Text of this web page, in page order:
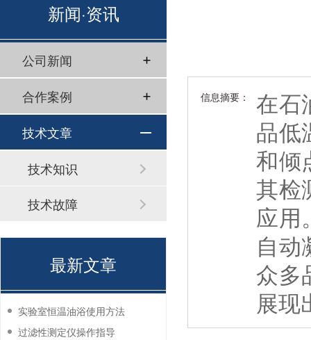
信息摘要：
在石
品低
和倾
其检
应用
自动
众多
展现
新闻·资讯
公司新闻
合作案例
技术文章
技术知识
技术故障
最新文章
实验室恒温油浴使用方法
过滤性测定仪操作指导